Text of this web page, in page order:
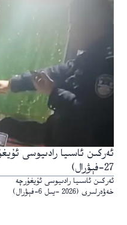
27-فېۋرال)
ئەركىن ئاسىيا رادىيوسى ئۇيغۇرچە
خەۋەرلىرى (2026 -يىل 6-فېۋرال)